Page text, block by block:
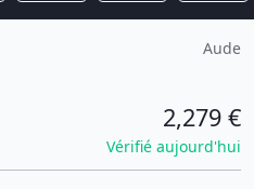
Aude
2,279 €
Vérifié aujourd'hui